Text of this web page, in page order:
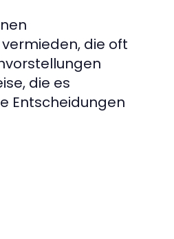
die oft
die es
Entscheidungen